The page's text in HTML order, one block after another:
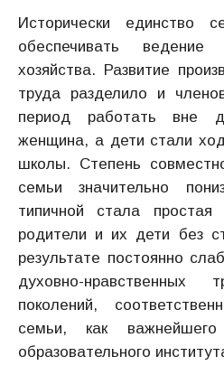
Исторически единство
обеспечивать ведение
хозяйства. Развитие
труда разделило и
период работать
женщина, а дети стали
школы. Степень
семьи значительно
типичной стала
родители и их дети без
результате постоянно
духовно-
поколений,
семьи, как важнейшего
образовательного